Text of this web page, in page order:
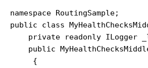
namespace RoutingSample;
public class
private readonly
public
     {